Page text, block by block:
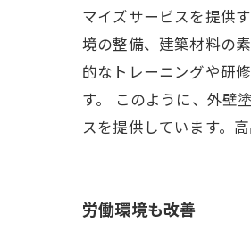
マイズサービスを提供
境の整備、建築材料の
的なトレーニングや研
す。 このように、外壁
スを提供しています。
労働環境も改善